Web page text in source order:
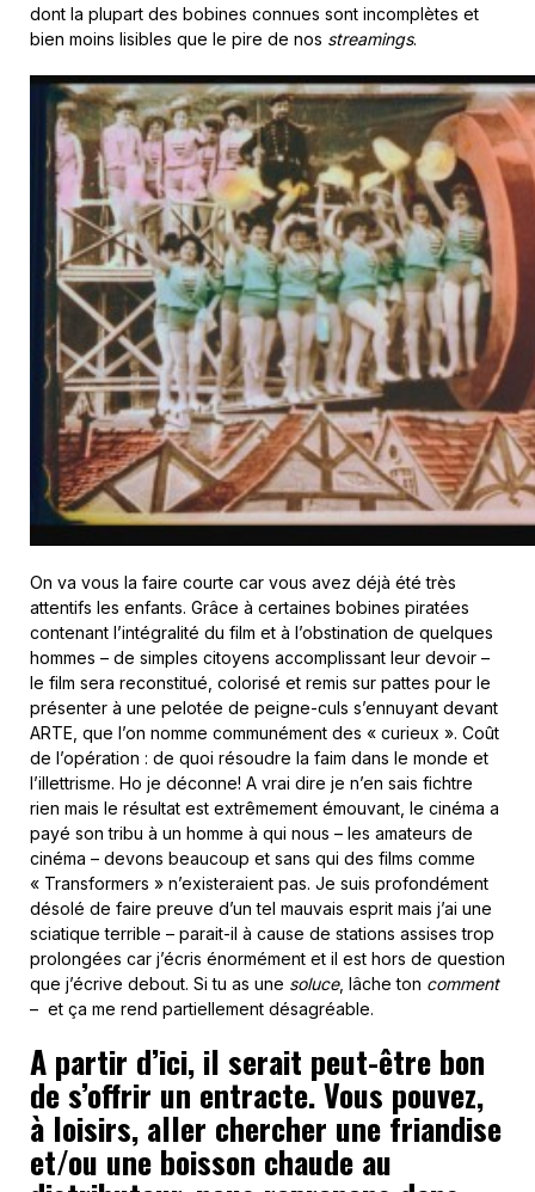
dont la plupart des bobines connues sont incomplètes et
bien moins lisibles que le pire de nos streamings.
On va vous la faire courte car vous avez déjà été très
attentifs les enfants. Grâce à certaines bobines piratées
contenant l’intégralité du film et à l’obstination de quelques
hommes – de simples citoyens accomplissant leur devoir –
le film sera reconstitué, colorisé et remis sur pattes pour le
présenter à une pelotée de peigne-culs s’ennuyant devant
ARTE, que l’on nomme communément des « curieux ». Coût
de l’opération : de quoi résoudre la faim dans le monde et
l’illettrisme. Ho je déconne! A vrai dire je n’en sais fichtre
rien mais le résultat est extrêmement émouvant, le cinéma a
payé son tribu à un homme à qui nous – les amateurs de
cinéma – devons beaucoup et sans qui des films comme
« Transformers » n’existeraient pas. Je suis profondément
désolé de faire preuve d’un tel mauvais esprit mais j’ai une
sciatique terrible – parait-il à cause de stations assises trop
prolongées car j’écris énormément et il est hors de question
que j’écrive debout. Si tu as une soluce, lâche ton comment
– et ça me rend partiellement désagréable.
A partir d’ici, il serait peut-être bon
de s’offrir un entracte. Vous pouvez,
à loisirs, aller chercher une friandise
et/ou une boisson chaude au